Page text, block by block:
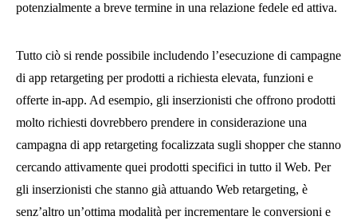
potenzialmente a breve termine in una relazione fedele ed attiva.
Tutto ciò si rende possibile includendo l’esecuzione di campagne
di app retargeting per prodotti a richiesta elevata, funzioni e
offerte in-app. Ad esempio, gli inserzionisti che offrono prodotti
molto richiesti dovrebbero prendere in considerazione una
campagna di app retargeting focalizzata sugli shopper che stanno
cercando attivamente quei prodotti specifici in tutto il Web. Per
gli inserzionisti che stanno già attuando Web retargeting, è
senz’altro un’ottima modalità per incrementare le conversioni e